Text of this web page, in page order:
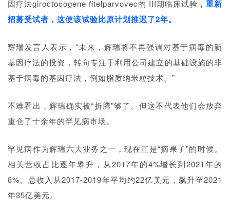
l
l
n
l
i
h
系
们
因疗法giroctocogene fitelparvovec的 III期临床试验 ， 重新
招募受试者，这使该试验比原计划推迟了2年。
辉瑞发言人表示，“未来，辉瑞将不再强调对基于病毒的新
基因疗法的投资，转向专注于利用公司建立的基础设施的非
基于病毒的基因疗法，例如脂质纳米粒技术。”
不难看出，辉瑞确实被“折腾”够了。 但这不代表他们会放弃
重仓了十余年的罕见病市场。
罕见病作为辉瑞六大业务之一，现在正是“摘果子”的时候。
相关营收占比逐年攀升，从2017年的4%增长到2021年的
8%。 总收入从2017-2019年平均约22亿美元，飙升至2021
年35亿美元。